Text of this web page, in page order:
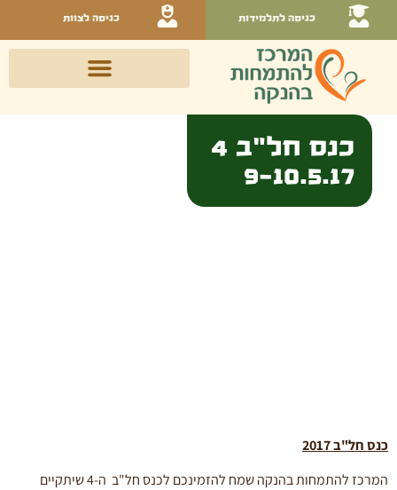
כניסה לתלמידות כניסה לצוות
כנס חל"ב 4
9-10.5.17
כנס חל"ב 2017
המרכז להתמחות בהנקה שמח להזמינכם לכנס חל"ב ה-4 שיתקיים